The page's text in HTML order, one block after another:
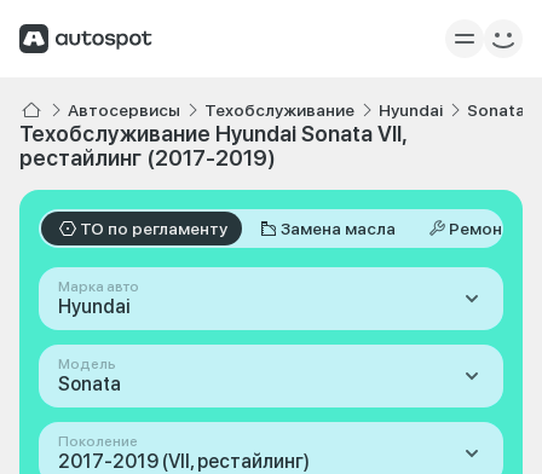
Автосервисы Техобслуживание Hyundai Sonata
Техобслуживание Hyundai Sonata VII,
рестайлинг (2017-2019)
ТО по регламенту Замена масла Ремонт
Марка авто
Hyundai
Модель
Sonata
Поколение
2017-2019 (VII, рестайлинг)